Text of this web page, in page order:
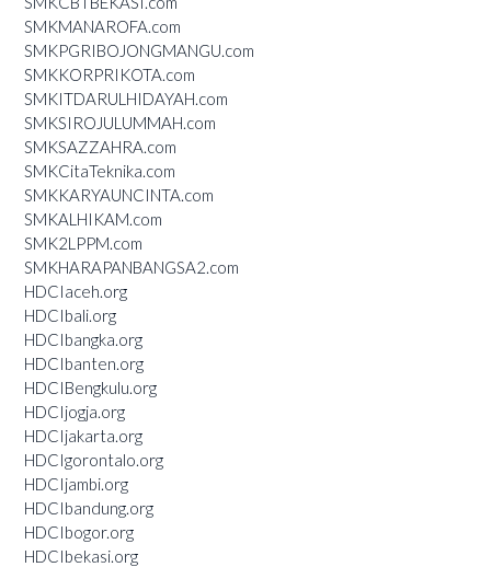
SMKMANAROFA.com
SMKPGRIBOJONGMANGU.com
SMKKORPRIKOTA.com
SMKITDARULHIDAYAH.com
SMKSIROJULUMMAH.com
SMKSAZZAHRA.com
SMKCitaTeknika.com
SMKKARYAUNCINTA.com
SMKALHIKAM.com
SMK2LPPM.com
SMKHARAPANBANGSA2.com
HDCIaceh.org
HDCIbali.org
HDCIbangka.org
HDCIbanten.org
HDCIBengkulu.org
HDCIjogja.org
HDCIjakarta.org
HDCIgorontalo.org
HDCIjambi.org
HDCIbandung.org
HDCIbogor.org
HDCIbekasi.org